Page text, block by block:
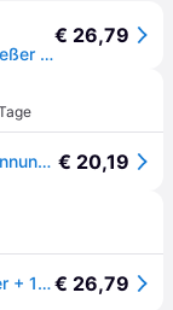
Schaltrelais Eltako 16A/250V AC 1 Schließer + 1 Öffner R12-110-230V
€ 26,79
Eltako R12-110-230V Schaltrelais Nennspannung: 230 V Schaltstrom (max.): 16 A 1 Öffner, 1 Schließer € 20,19
Schaltrelais Eltako 16A/250V AC 1 Schließer + 1 Öffner R12-110-230V€ 26,79